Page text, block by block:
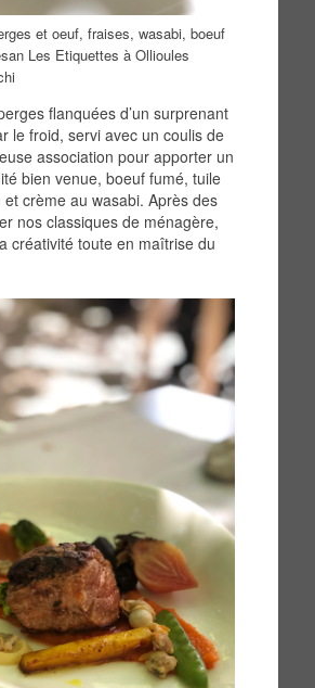
et oeuf, fraises, wasabi, boeuf
Les Etiquettes à Ollioules
flanquées d’un surprenant
le froid, servi avec un coulis de
association pour apporter un
bien venue, boeuf fumé, tuile
crème au wasabi. Après des
nos classiques de ménagère,
créativité toute en maîtrise du